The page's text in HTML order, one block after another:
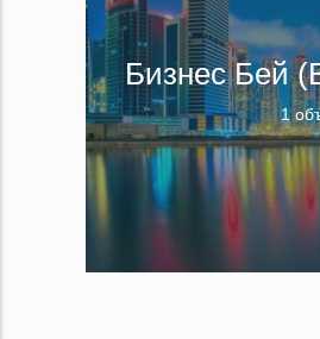
Бизнес Бей
1